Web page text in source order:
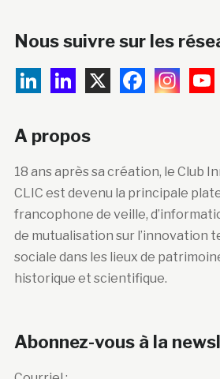
Nous suivre sur les
A propos
18 ans après sa création, le Club
CLIC est devenu la principale
francophone de veille,
de mutualisation sur l’innovation
sociale dans les lieux de
historique et scientifique.
Abonnez-vous à la